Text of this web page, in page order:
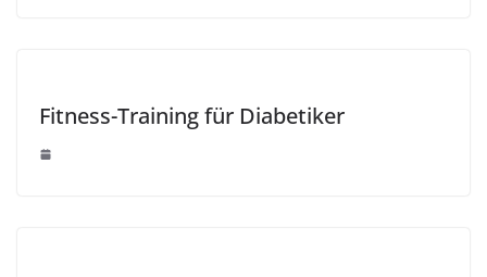
Fitness-Training für Diabetiker